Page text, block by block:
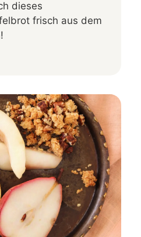
dieses
frisch aus dem